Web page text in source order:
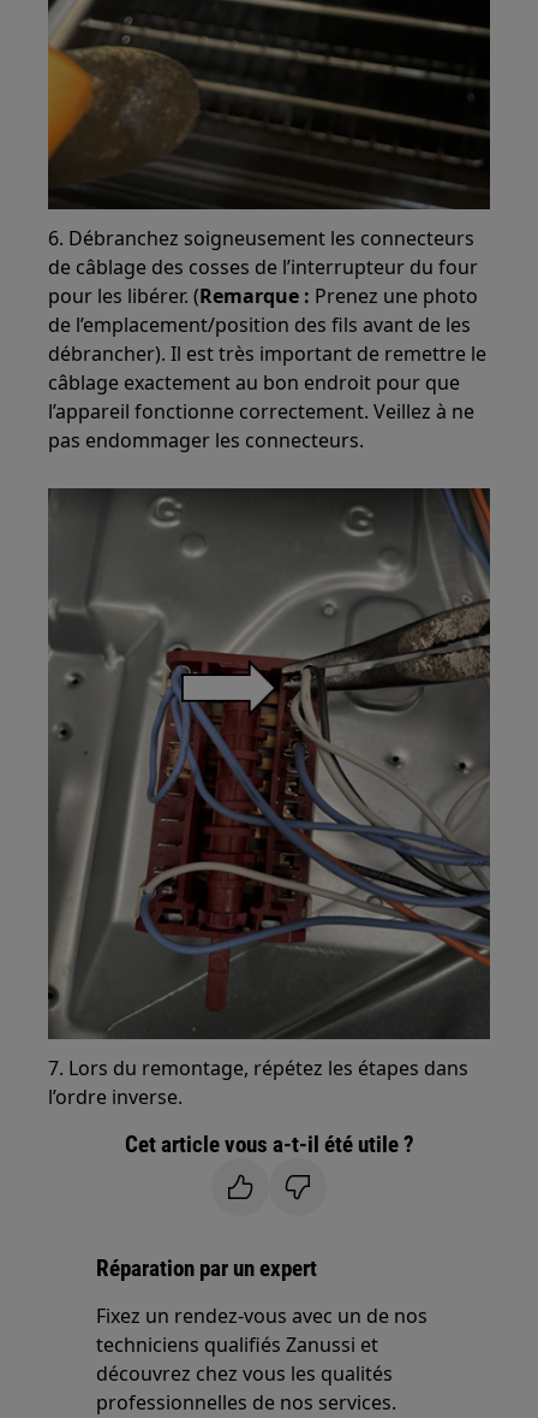
6. Débranchez soigneusement les connecteurs
de câblage des cosses de l’interrupteur du four
pour les libérer. (Remarque : Prenez une photo
de l’emplacement/position des fils avant de les
débrancher). Il est très important de remettre le
câblage exactement au bon endroit pour que
l’appareil fonctionne correctement. Veillez à ne
pas endommager les connecteurs.
7. Lors du remontage, répétez les étapes dans
l’ordre inverse.
Cet article vous a-t-il été utile ?
Réparation par un expert
Fixez un rendez-vous avec un de nos
techniciens qualifiés Zanussi et
découvrez chez vous les qualités
professionnelles de nos services.